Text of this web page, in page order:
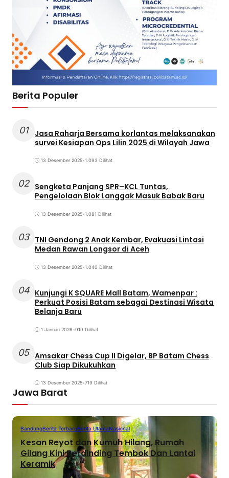
Berita Populer
01
Jasa Raharja Bersama korlantas melaksanakan
survei Kesiapan Ops Lilin 2025 di Wilayah Jawa
13 Desember 2025•1.093 Dilihat
02 Sengketa Panjang SPR–KCL Tuntas,
Pengelolaan Blok Langgak Masuk Babak Baru
13 Desember 2025•1.081 Dilihat
03 TNI Gendong 2 Anak Kembar, Evakuasi Lintasi
Medan Rawan Longsor di Aceh
13 Desember 2025•1.040 Dilihat
04 Kunjungi K SQUARE Mall Batam, Wamenpar :
Perkuat Posisi Batam sebagai Destinasi Wisata
Belanja Baru
1 Januari 2026•919 Dilihat
05 Amsakar Chess Cup II Digelar, BP Batam Chess
Club Siap Dikukuhkan
13 Desember 2025•719 Dilihat
Jawa Barat
BandungBerita TerbaruBerita UtamaNasional
Kesan Reyot dan Kumuh Hilang, Rumah
Gilang Kini Berdinding Tembok Dan Lantai
Keramik